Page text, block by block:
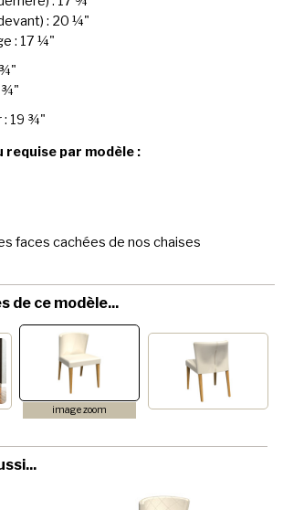
: 20 ¼"
: 17 ¼"
¾"
¾"
: 19 ¾"
par modèle :
faces cachées de nos chaises
de ce modèle...
image zoom